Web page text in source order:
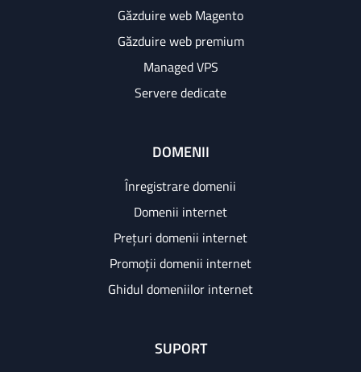
Găzduire web Magento
Găzduire web premium
Managed VPS
Servere dedicate
DOMENII
Înregistrare domenii
Domenii internet
Prețuri domenii internet
Promoții domenii internet
Ghidul domeniilor internet
SUPORT